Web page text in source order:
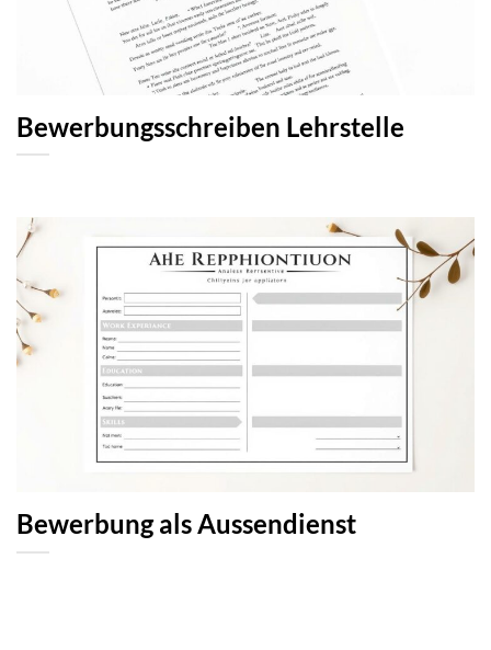
Bewerbungsschreiben Lehrstelle
Bewerbung als Aussendienst